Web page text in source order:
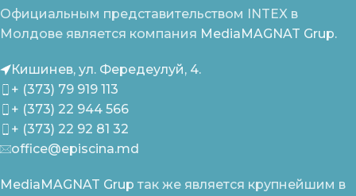
Официальным представительством INTEX в
Молдове является компания MediaMAGNAT Grup.
Кишинев, ул. Фередеулуй, 4.
+ (373) 79 919 113
+ (373) 22 944 566
+ (373) 22 92 81 32
office@episcina.md
MediaMAGNAT Grup так же является крупнейшим в